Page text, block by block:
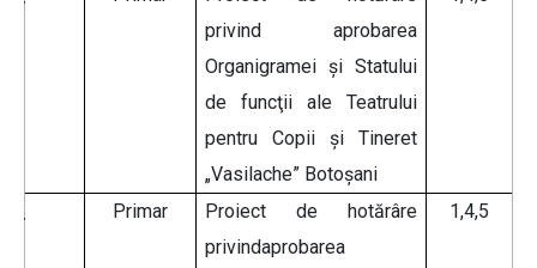
privind aprobarea
Organigramei și Statului
de funcţii ale Teatrului
pentru Copii și Tineret
„Vasilache” Botoșani
Primar
Proiect de hotărâre
privindaprobarea
1,4,5